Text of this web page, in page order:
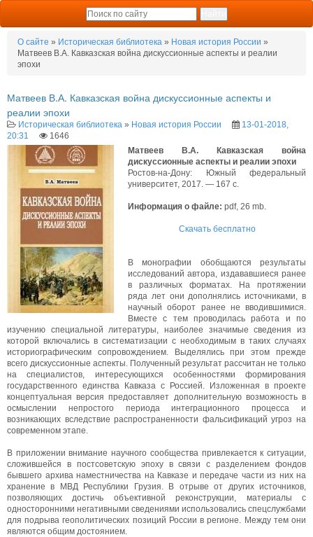
О сайте » Историческая библиотека » Новая история России »
Матвеев В.А. Кавказская война дискуссионные аспекты и реалии
эпохи
Матвеев В.А. Кавказская война дискуссионные аспекты и
реалии эпохи
Историческая библиотека » Новая история России
13-01-2018,
20:31
1646
Матвеев В.А. Кавказская война
дискуссионные аспекты и реалии эпохи
Ростов-на-Дону: Южный федеральный
университет, 2017. — 167 с.
Информация о файле: pdf, 26 mb.
Скачать бесплатно
В монографии обобщаются результаты
исследований автора, издававшиеся ранее
в различных форматах. На протяжении
ряда лет они дополнялись источниками, в
научный оборот ранее не вводившимися.
Вместе с тем проводилась работа и по
изучению специальной литературы, наиболее значимые сведения из
которой включались в систематизации с необходимым в таких случаях
историографическим сопровождением. Выделялись при этом прежде
всего дискуссионные аспекты. Полученный результат рассчитан не только
на специалистов, интересующихся особенностями формирования
государственного единства Кавказа с Россией. Изложенная в проекте
концептуальная версия предоставляет дополнительную возможность в
осмыслении непростого периода интеграционного процесса и
возникающих вследствие распространенности фальсификаций угроз на
современном этапе.
В приложении внимание научного сообщества привлекается к ситуации,
сложившейся в постсоветскую эпоху в связи с разделением фондов
бывшего архива наместничества на Кавказе и передаче части из них на
хранение в МВД Республики Грузия. В отрыве от других источников,
позволяющих достичь объективной реконструкции, материалы с
односторонними негативными сведениями использовались спецслужбами
для подрыва геополитических позиций России в регионе. Между тем они
являются общим достоянием.